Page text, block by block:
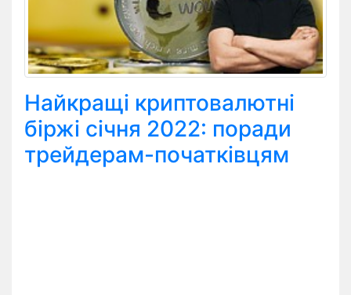
Найкращі криптовалютні
біржі січня 2022: поради
трейдерам-початківцям